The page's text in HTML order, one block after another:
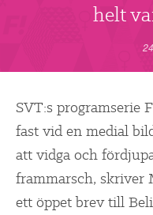
ENGAGERA DIG I F!
ENAD RÖST
PARTILEDARE
helt
SVT:s programserie
fast vid en medial
att vidga och
frammarsch, skriver
ett öppet brev till